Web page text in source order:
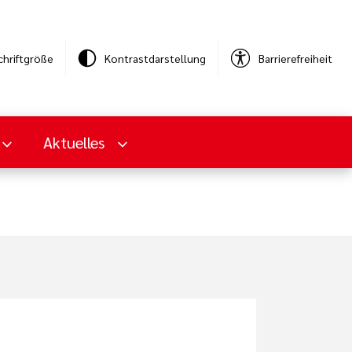
Kontrastdarstellung Barrierefreiheit
Aktuelles